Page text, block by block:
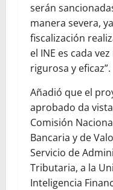
serán
manera severa,
fiscalización
el INE es cada
rigurosa y eficaz”.
Añadió que el
aprobado da
Comisión
Bancaria y de
Servicio de
Tributaria, a la
Inteligencia